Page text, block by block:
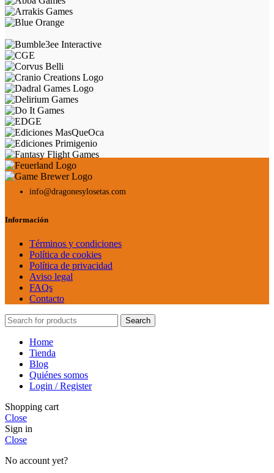
info@dragonesylosetas.com
Información
Términos y condiciones
Política de cookies
Política de privacidad
Aviso legal
FAQs
Contacto
Search
Home
Tienda
Blog
Quiénes somos
Login / Register
Shopping cart
Close
Sign in
Close
No account yet?